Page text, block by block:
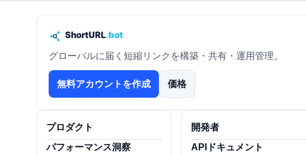
グローバルに届く短縮リンクを構築・共有・運用管理。
無料アカウントを作成 価格
プロダクト
パフォーマンス洞察
開発者
APIドキュメント